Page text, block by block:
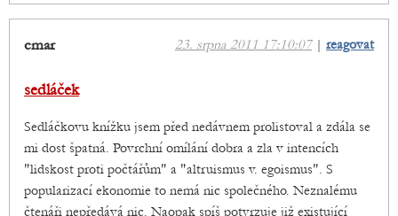
23. srpna 2011 17:10:07| reagovat
cmar
sedláček
Sedláčkovu knížku jsem před nedávnem prolistoval a zdála se
mi dost špatná. Povrchní omílání dobra a zla v intencích
"lidskost proti počtářům" a "altruismus v. egoismus". S
popularizací ekonomie to nemá nic společného. Neznalému
čtenáři nepředává nic. Naopak spíš potvrzuje již existující